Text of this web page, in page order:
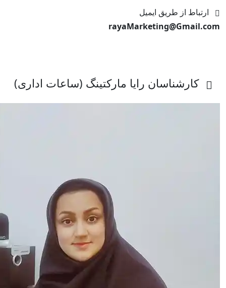
ارتباط از طریق ایمیل
rayaMarketing@Gmail.com
کارشناسان رایا مارکتینگ (ساعات اداری)